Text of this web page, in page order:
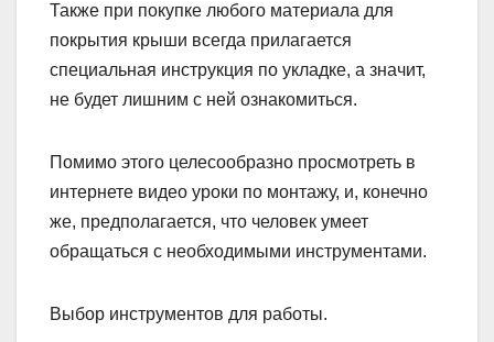
Также при покупке любого материала для
покрытия крыши всегда прилагается
специальная инструкция по укладке, а значит,
не будет лишним с ней ознакомиться.
Помимо этого целесообразно просмотреть в
интернете видео уроки по монтажу, и, конечно
же, предполагается, что человек умеет
обращаться с необходимыми инструментами.
Выбор инструментов для работы.